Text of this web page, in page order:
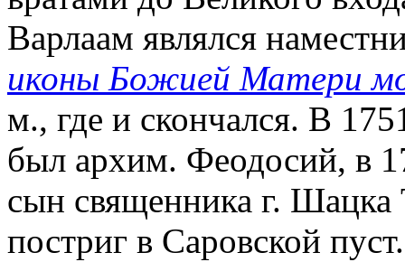
Варлаам являлся
иконы Божией Матери
м., где и скончался. В
был архим. Феодосий, в
сын священника г.
постриг в Саровской пуст.